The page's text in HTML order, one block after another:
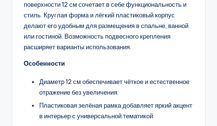
поверхности 12 см сочетает в себе функциональность и
стиль. Круглая форма и лёгкий пластиковый корпус
делают его удобным для размещения в спальне, ванной
или гостиной. Возможность подвесного крепления
расширяет варианты использования.
Особенности
Диаметр 12 см обеспечивает чёткое и естественное
отражение без увеличения.
Пластиковая зелёная рамка добавляет яркий акцент
в интерьер с универсальной тематикой.